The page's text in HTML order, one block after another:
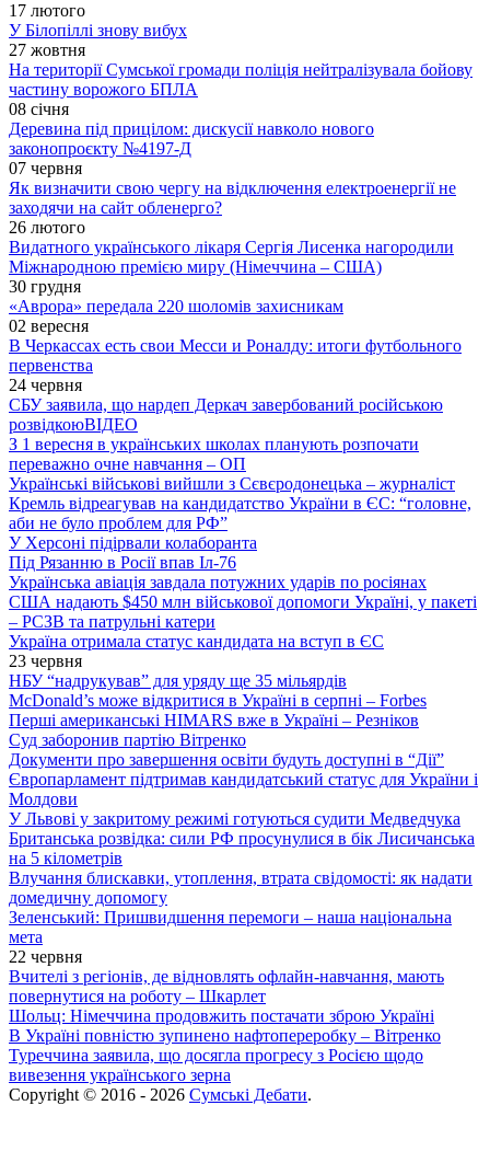
17 лютого
У Білопіллі знову вибух
27 жовтня
На території Сумської громади поліція нейтралізувала бойову
частину ворожого БПЛА
08 січня
Деревина під прицілом: дискусії навколо нового
законопроєкту №4197-Д
07 червня
Як визначити свою чергу на відключення електроенергії не
заходячи на сайт обленерго?
26 лютого
Видатного українського лікаря Сергія Лисенка нагородили
Міжнародною премією миру (Німеччина – США)
30 грудня
«Аврора» передала 220 шоломів захисникам
02 вересня
В Черкассах есть свои Месси и Роналду: итоги футбольного
первенства
24 червня
СБУ заявила, що нардеп Деркач завербований російською
розвідкоюВІДЕО
З 1 вересня в українських школах планують розпочати
переважно очне навчання – ОП
Українські військові вийшли з Сєвєродонецька – журналіст
Кремль відреагував на кандидатство України в ЄС: “головне,
аби не було проблем для РФ”
У Херсоні підірвали колаборанта
Під Рязанню в Росії впав Іл-76
Українська авіація завдала потужних ударів по росіянах
США надають $450 млн військової допомоги Україні, у пакеті
– РСЗВ та патрульні катери
Україна отримала статус кандидата на вступ в ЄС
23 червня
НБУ “надрукував” для уряду ще 35 мільярдів
McDonald’s може відкритися в Україні в серпні – Forbes
Перші американські HIMARS вже в Україні – Резніков
Суд заборонив партію Вітренко
Документи про завершення освіти будуть доступні в “Дії”
Європарламент підтримав кандидатський статус для України і
Молдови
У Львові у закритому режимі готуються судити Медведчука
Британська розвідка: сили РФ просунулися в бік Лисичанська
на 5 кілометрів
Влучання блискавки, утоплення, втрата свідомості: як надати
домедичну допомогу
Зеленський: Пришвидшення перемоги – наша національна
мета
22 червня
Вчителі з регіонів, де відновлять офлайн-навчання, мають
повернутися на роботу – Шкарлет
Шольц: Німеччина продовжить постачати зброю Україні
В Україні повністю зупинено нафтопереробку – Вітренко
Туреччина заявила, що досягла прогресу з Росією щодо
вивезення українського зерна
Copyright © 2016 - 2026 Сумські Дебати.